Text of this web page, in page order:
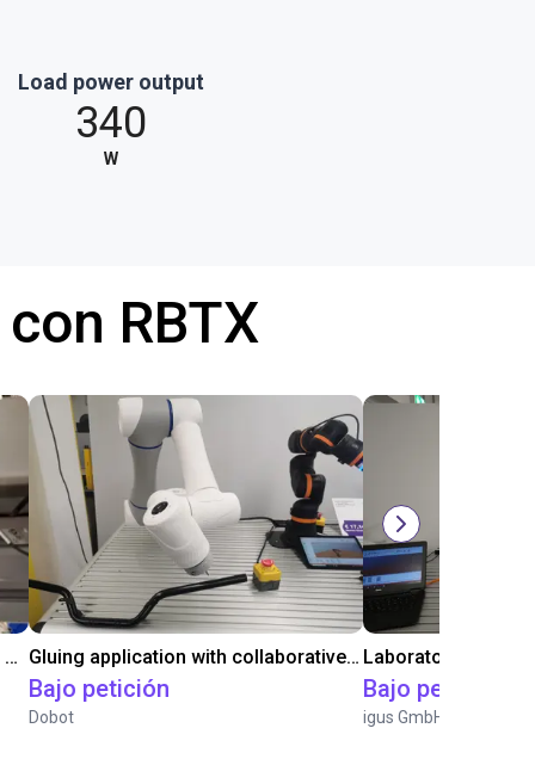
Load power output
340
W
RBTX
Automated labeling with igus room gantry and a cab label printer Gluing application with collaborative robot
Bajo petición
Dobot
Bajo petición
igus GmbH